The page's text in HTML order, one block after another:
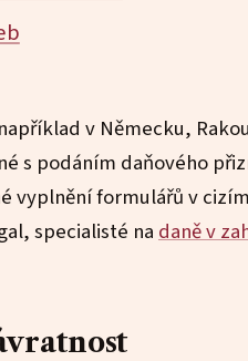
v Německu,
s podáním daňového
vyplnění formulářů v
specialisté na daně v